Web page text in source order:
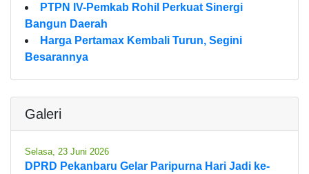
PTPN IV-Pemkab Rohil Perkuat Sinergi
Bangun Daerah
Harga Pertamax Kembali Turun, Segini
Besarannya
Galeri
Selasa, 23 Juni 2026
DPRD Pekanbaru Gelar Paripurna Hari Jadi ke-